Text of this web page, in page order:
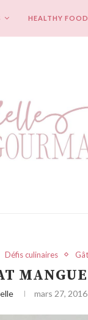
HEALTHY FOOD
Défis culinaires
mars 27, 2016